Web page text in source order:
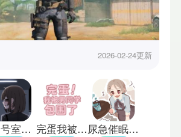
2026-02-24更新
801号室绅士汉化版 完蛋我被男同学包围了手机版 尿急催眠模拟器中文版